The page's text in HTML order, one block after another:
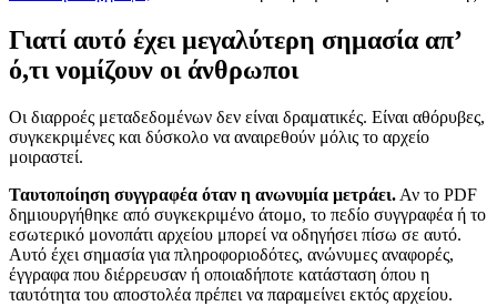
Γιατί αυτό έχει μεγαλύτερη σημασία απ’
ό,τι νομίζουν οι άνθρωποι
Οι διαρροές μεταδεδομένων δεν είναι δραματικές. Είναι αθόρυβες,
συγκεκριμένες και δύσκολο να αναιρεθούν μόλις το αρχείο
μοιραστεί.
Ταυτοποίηση συγγραφέα όταν η ανωνυμία μετράει. Αν το PDF
δημιουργήθηκε από συγκεκριμένο άτομο, το πεδίο συγγραφέα ή το
εσωτερικό μονοπάτι αρχείου μπορεί να οδηγήσει πίσω σε αυτό.
Αυτό έχει σημασία για πληροφοριοδότες, ανώνυμες αναφορές,
έγγραφα που διέρρευσαν ή οποιαδήποτε κατάσταση όπου η
ταυτότητα του αποστολέα πρέπει να παραμείνει εκτός αρχείου.